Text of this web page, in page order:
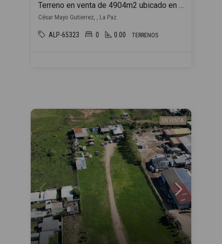
Terreno en venta de 4904m2 ubicado en La Paz
César Mayo Gutierrez, , La Paz
ALP-65323 0 0.00 TERRENOS
EN VENTA